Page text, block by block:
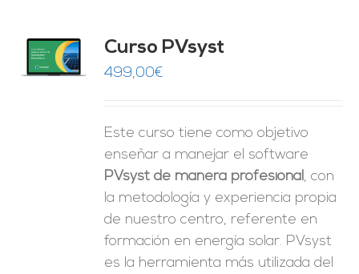
Curso PVsyst
499,00€
Este curso tiene como objetivo
enseñar a manejar el software
PVsyst de manera profesional, con
la metodología y experiencia propia
de nuestro centro, referente en
formación en energía solar. PVsyst
es la herramienta más utilizada del